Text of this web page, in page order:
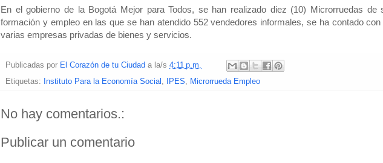
En el gobierno de la Bogotá Mejor para Todos, se han realizado diez (10) Microrruedas de
formación y empleo en las que se han atendido 552 vendedores informales, se ha contado
varias empresas privadas de bienes y servicios.
Publicadas por El Corazón de tu Ciudad a la/s 4:11 p.m.
Etiquetas:
Instituto Para la Economía Social , IPES, Microrrueda Empleo
No hay comentarios.:
Publicar un comentario